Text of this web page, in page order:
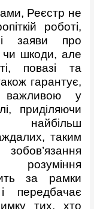
Реєстр не
роботі,
заяви про
чи шкоди, але
повазі та
гарантує,
у
приділяючи
таким
за рамки
передбачає
тих, хто